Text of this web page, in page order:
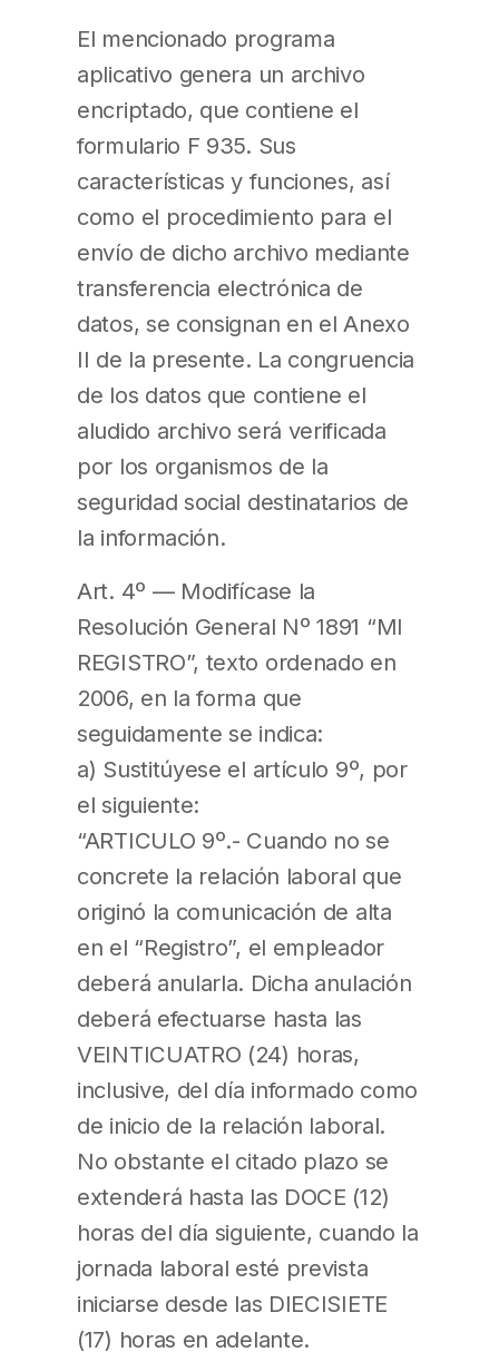
El mencionado programa
aplicativo genera un archivo
encriptado, que contiene el
formulario F 935. Sus
características y funciones, así
como el procedimiento para el
envío de dicho archivo mediante
transferencia electrónica de
datos, se consignan en el Anexo
II de la presente. La congruencia
de los datos que contiene el
aludido archivo será verificada
por los organismos de la
seguridad social destinatarios de
la información.
Art. 4º — Modifícase la
Resolución General Nº 1891 “MI
REGISTRO”, texto ordenado en
2006, en la forma que
seguidamente se indica:
a) Sustitúyese el artículo 9º, por
el siguiente:
“ARTICULO 9º.- Cuando no se
concrete la relación laboral que
originó la comunicación de alta
en el “Registro”, el empleador
deberá anularla. Dicha anulación
deberá efectuarse hasta las
VEINTICUATRO (24) horas,
inclusive, del día informado como
de inicio de la relación laboral.
No obstante el citado plazo se
extenderá hasta las DOCE (12)
horas del día siguiente, cuando la
jornada laboral esté prevista
iniciarse desde las DIECISIETE
(17) horas en adelante.